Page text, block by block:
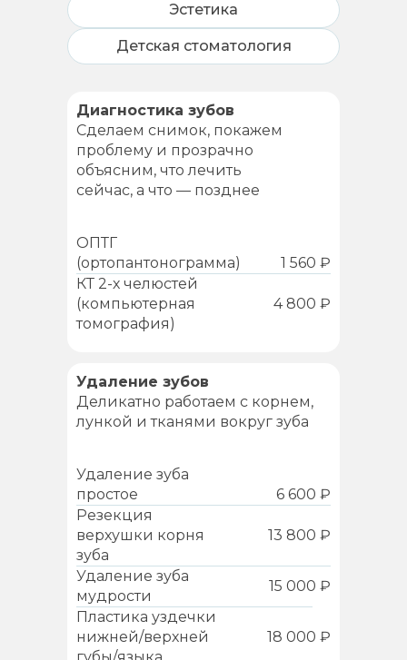
Эстетика
Детская стоматология
ОПТГ
(ортопантонограмма)
1 560 ₽
КТ 2-х челюстей
(компьютерная
томография)
4 800 ₽
Диагностика зубов
Сделаем снимок, покажем
проблему и прозрачно
объясним, что лечить
сейчас, а что — позднее
Удаление зуба
простое
6 600 ₽
Резекция
верхушки корня
зуба
13 800 ₽
Удаление зуба
мудрости
15 000 ₽
Пластика уздечки
нижней/верхней
18 000 ₽
Удаление зубов
Деликатно работаем с корнем,
лункой и тканями вокруг зуба